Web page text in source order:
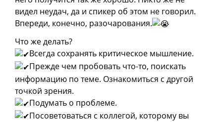
видел неудач, да и спикер об этом не говорил.
Впереди, конечно, разочарования.
Что же делать?
Всегда сохранять критическое мышление.
Прежде чем пробовать что-то, поискать
информацию по теме. Ознакомиться с другой
точкой зрения.
Подумать о проблеме.
Посоветоваться с коллегой, которому вы